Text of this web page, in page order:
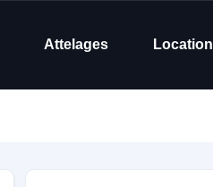
Attelages Location